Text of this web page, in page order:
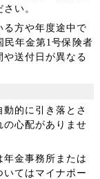
い。
る方や年度途中で
民年金第1号保険者
送付日が異なる
的に引き落とさ
の心配がありませ
年金事務所または
てはマイナポー